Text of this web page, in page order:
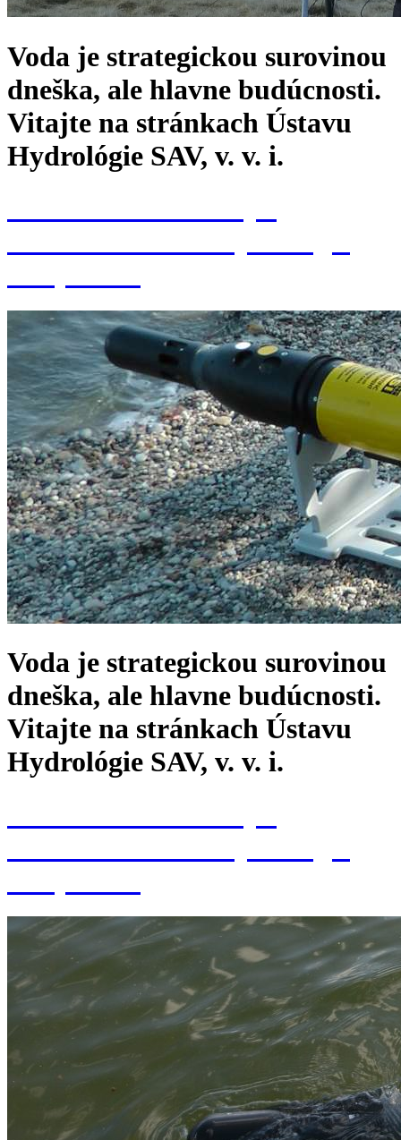
Voda je strategickou surovinou
dneška, ale hlavne budúcnosti.
Vitajte na stránkach Ústavu
Hydrológie SAV, v. v. i.
Voda je strategickou surovinou
dneška, ale hlavne budúcnosti.
Vitajte na stránkach Ústavu
Hydrológie SAV, v. v. i.